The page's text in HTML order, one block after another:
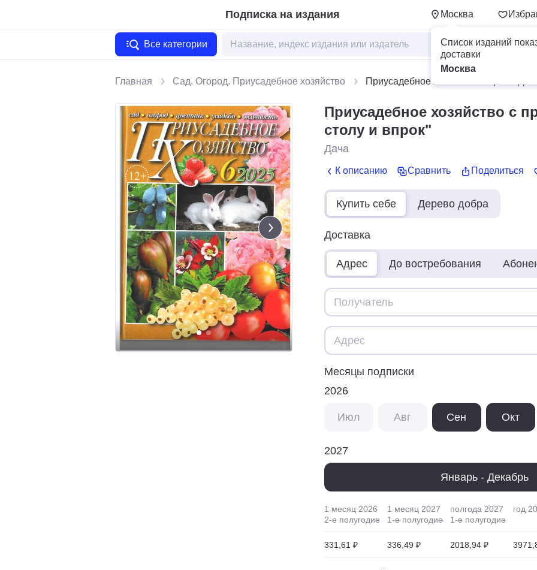
Подписка на издания Москва
Список изданий
доставки
Москва
Все категории
Главная Сад. Огород. Приусадебное хозяйство Приусадебное хозяйство с прил.
Приусадебное хозяйство с
столу и впрок"
Дача
К описанию Сравнить Поделиться
Купить себе Дерево добра
Доставка
Адрес До востребования
Месяцы подписки
2026
Июл Авг Сен Окт
2027
Январь - Декабрь
1 месяц 2026
2-е полугодие
331,61 ₽
1 месяц 2027
1-е полугодие
336,49 ₽
полгода 2027
1-е полугодие
2018,94 ₽
год